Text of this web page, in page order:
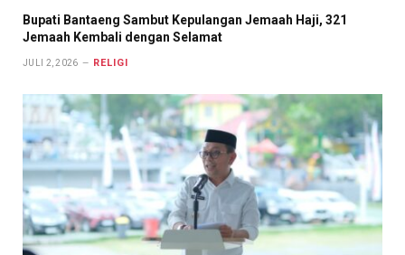
Bupati Bantaeng Sambut Kepulangan Jemaah Haji, 321
Jemaah Kembali dengan Selamat
JULI 2, 2026 RELIGI